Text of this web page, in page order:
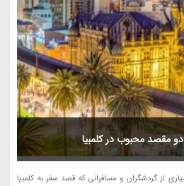
دو مقصد محبوب در کلمبیا
از گردشگران و مسافرانی که قصد سفر به کلمبیا